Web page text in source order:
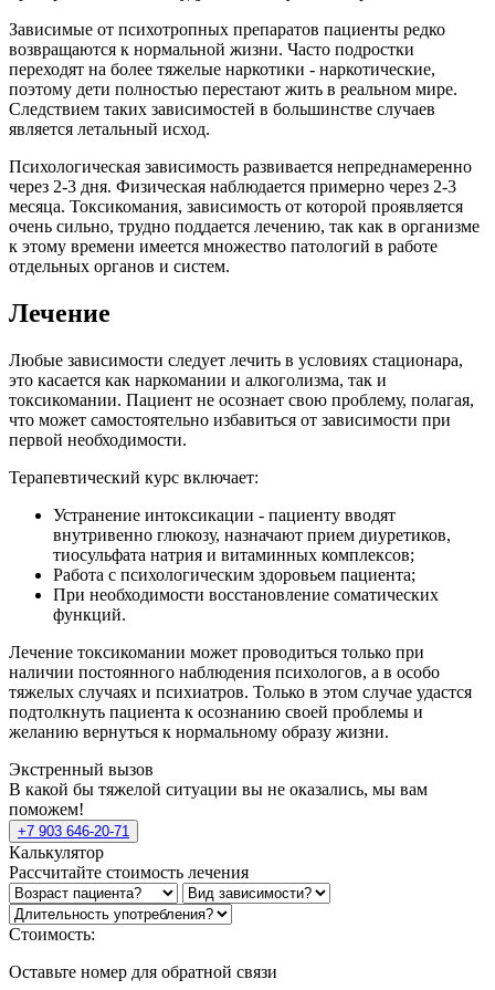
Зависимые от психотропных препаратов пациенты редко
возвращаются к нормальной жизни. Часто подростки
переходят на более тяжелые наркотики - наркотические,
поэтому дети полностью перестают жить в реальном мире.
Следствием таких зависимостей в большинстве случаев
является летальный исход.
Психологическая зависимость развивается непреднамеренно
через 2-3 дня. Физическая наблюдается примерно через 2-3
месяца. Токсикомания, зависимость от которой проявляется
очень сильно, трудно поддается лечению, так как в организме
к этому времени имеется множество патологий в работе
отдельных органов и систем.
Лечение
Любые зависимости следует лечить в условиях стационара,
это касается как наркомании и алкоголизма, так и
токсикомании. Пациент не осознает свою проблему, полагая,
что может самостоятельно избавиться от зависимости при
первой необходимости.
Терапевтический курс включает:
Устранение интоксикации - пациенту вводят
внутривенно глюкозу, назначают прием диуретиков,
тиосульфата натрия и витаминных комплексов;
Работа с психологическим здоровьем пациента;
При необходимости восстановление соматических
функций.
Лечение токсикомании может проводиться только при
наличии постоянного наблюдения психологов, а в особо
тяжелых случаях и психиатров. Только в этом случае удастся
подтолкнуть пациента к осознанию своей проблемы и
желанию вернуться к нормальному образу жизни.
Экстренный вызов
В какой бы тяжелой ситуации вы не оказались, мы вам
поможем!
+7 903 646-20-71
Калькулятор
Рассчитайте стоимость лечения
Стоимость:
Оставьте номер для обратной связи